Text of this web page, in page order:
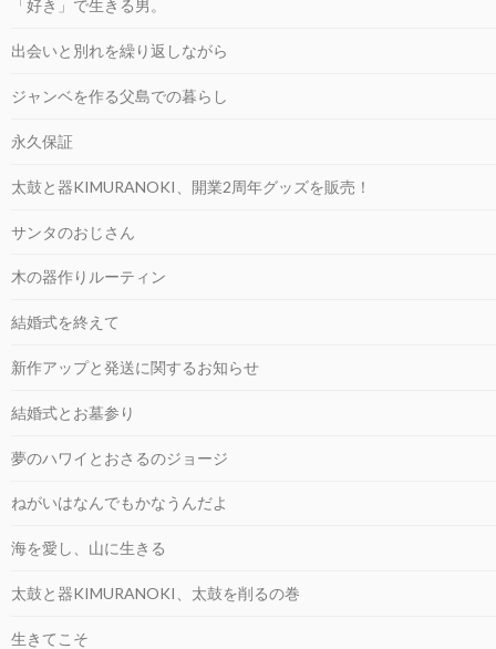
「好き」で生きる男。
出会いと別れを繰り返しながら
ジャンベを作る父島での暮らし
永久保証
太鼓と器KIMURANOKI、開業2周年グッズを販売！
サンタのおじさん
木の器作りルーティン
結婚式を終えて
新作アップと発送に関するお知らせ
結婚式とお墓参り
夢のハワイとおさるのジョージ
ねがいはなんでもかなうんだよ
海を愛し、山に生きる
太鼓と器KIMURANOKI、太鼓を削るの巻
生きてこそ